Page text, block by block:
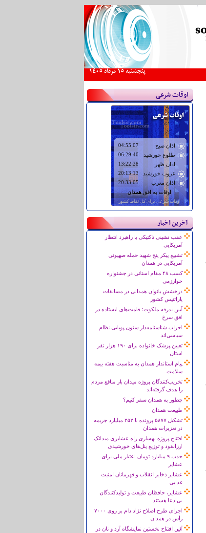
پنجشنبه 15 مرداد 1405
اوقات شرعی
آخرین اخبار
عقب نشینی تاکتیکی یا راهبرد انتظار
آمریکایی
تشییع پیکر پنج شهید حمله صهیونی
آمریکایی در همدان
کسب ۴۸ مقام استانی در جشنواره
خوارزمی
درخشش بانوان همدانی در مسابقات
پاراتنیس کشور
آیین بدرقه ملکوت؛ قامت‌های ایستاده در
افق سرخ
احزاب شناسنامه‌دار ستون پویایی نظام
سیاسی‌اند
تعیین پزشک خانواده برای ۱۹۰ هزار نفر
استان
پیام استاندار همدان به مناسبت هفته بیمه
سلامت
تخریب‌کنندگان پروژه میدان بار منافع مردم
را هدف گرفته‌اند
چطور به همدان سفر کنیم؟
طبیعت همدان
تشکیل ۵۸۷۷ پرونده با ۲۵۲ میلیارد جریمه
در تعزیرات همدان
افتتاح پروژه بهسازی راه عشایری میدانک
ارزانفود و توزیع پنل‌های خورشیدی
جذب ۹ میلیارد تومان اعتبار ملی برای
عشایر
عشایر ذخایر انقلاب و قهرمانان امنیت
غذایی
عشایر، حافظان طبیعت و تولیدکنندگان
بی‌ادعا هستند
اجرای طرح اصلاح نژاد دام بر روی ۷۰۰۰
رأس در همدان
آئین افتتاح نخستین نمایشگاه آرد و نان در